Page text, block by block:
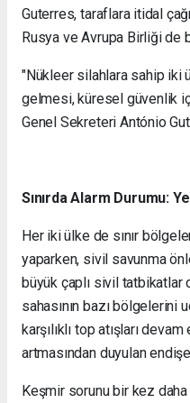
Guterres, taraflara itidal
Rusya ve Avrupa Birliği de
"Nükleer silahlara sahip iki
gelmesi, küresel güvenlik
Genel Sekreteri António
Sınırda Alarm Durumu:
Her iki ülke de sınır
yaparken, sivil savunma
büyük çaplı sivil tatbikatlar
sahasının bazı bölgelerini
karşılıklı top atışları
artmasından duyulan
Keşmir sorunu bir kez